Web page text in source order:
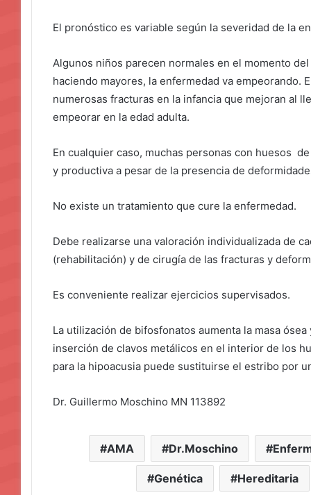
El pronóstico es variable según la severidad de la
Algunos niños parecen normales en el momento
haciendo mayores, la enfermedad va empeorando.
numerosas fracturas en la infancia que mejoran al
empeorar en la edad adulta.
En cualquier caso, muchas personas con huesos
y productiva a pesar de la presencia de
No existe un tratamiento que cure la enfermedad.
Debe realizarse una valoración individualizada de
(rehabilitación) y de cirugía de las fracturas y
Es conveniente realizar ejercicios supervisados.
La utilización de bifosfonatos aumenta la masa
inserción de clavos metálicos en el interior de los
para la hipoacusia puede sustituirse el estribo por
Dr. Guillermo Moschino MN 113892
AMA Dr.Moschino
Genética Hereditaria